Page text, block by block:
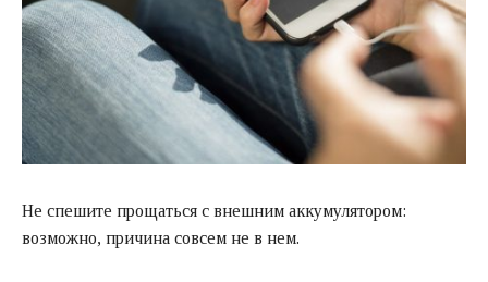
Не спешите прощаться с внешним аккумулятором:
возможно, причина совсем не в нем.